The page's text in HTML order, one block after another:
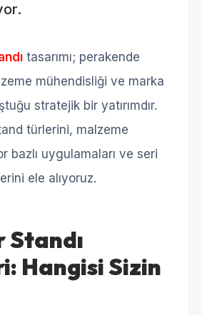
tasarımı; perakende
mühendisliği ve marka
stratejik bir yatırımdır.
türlerini, malzeme
bazlı uygulamaları ve seri
ele alıyoruz.
Standı
Hangisi Sizin